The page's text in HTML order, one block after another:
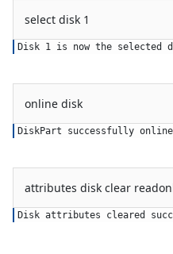
select disk 1
Disk 1 is now the selected
online disk
DiskPart successfully
attributes disk clear
Disk attributes cleared